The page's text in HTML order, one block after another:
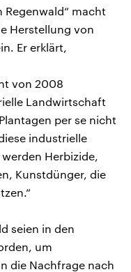
macht
Herstellung von
Er erklärt,
von 2008
Landwirtschaft
per se nicht
industrielle
Herbizide,
Kunstdünger, die
seien in den
um
die Nachfrage nach